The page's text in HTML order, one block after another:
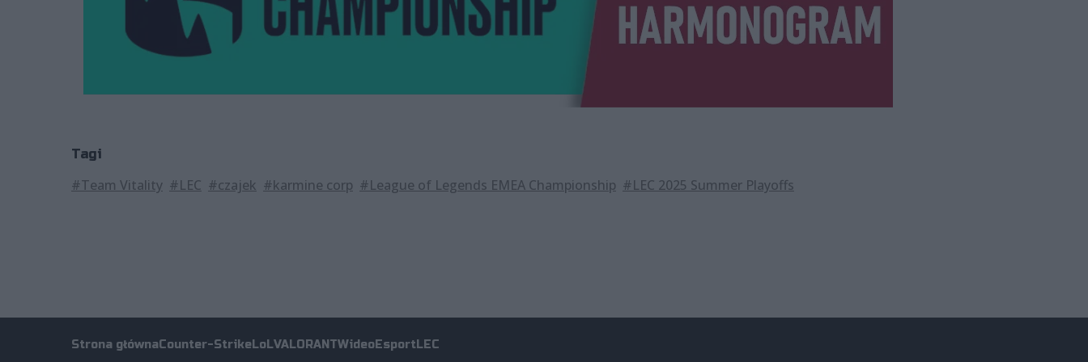
Tagi
#Team Vitality #LEC #czajek #karmine corp #League of Legends EMEA Championship #LEC 2025 Summer Playoffs
Strona głównaCounter-StrikeLoLVALORANTWideoEsportLEC